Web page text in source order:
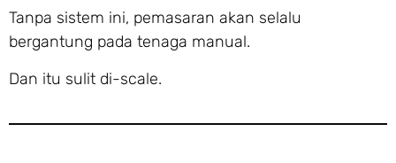
Tanpa sistem ini, pemasaran akan selalu
bergantung pada tenaga manual.
Dan itu sulit di-scale.